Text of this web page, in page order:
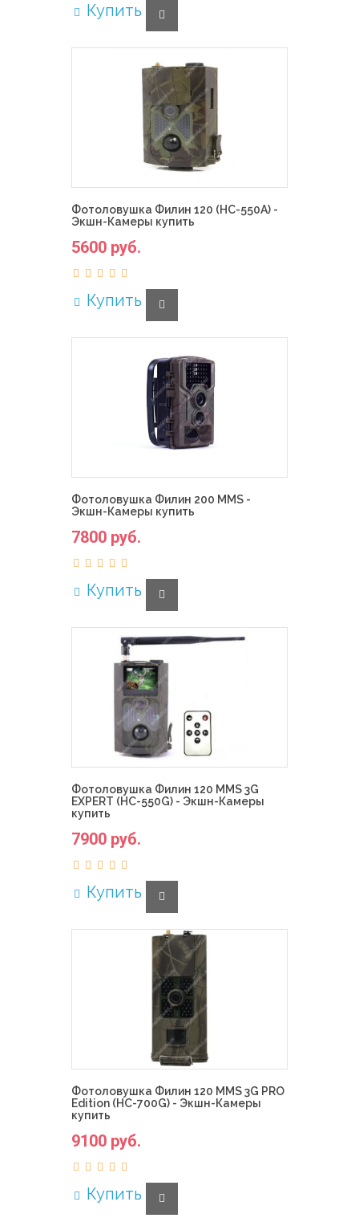
Купить
Фотоловушка Филин 120 (HC-550A) -
Экшн-Камеры купить
5600 руб.
Купить
Фотоловушка Филин 200 MMS -
Экшн-Камеры купить
7800 руб.
Купить
Фотоловушка Филин 120 MMS 3G
EXPERT (HC-550G) - Экшн-Камеры
купить
7900 руб.
Купить
Фотоловушка Филин 120 MMS 3G PRO
Edition (HC-700G) - Экшн-Камеры
купить
9100 руб.
Купить